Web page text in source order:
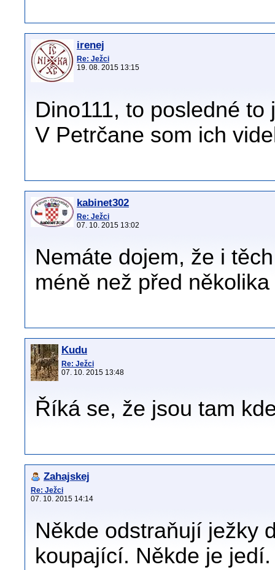
irenej
Re: Ježci
19. 08. 2015 13:15
Dino111, to posledné
V Petrčane som ich
kabinet302
Re: Ježci
07. 10. 2015 13:02
Nemáte dojem, že i
méně než před
Kudu
Re: Ježci
07. 10. 2015 13:48
Říká se, že jsou tam
Zahajskej
Re: Ježci
07. 10. 2015 14:14
Někde odstraňují ježky
koupající. Někde je